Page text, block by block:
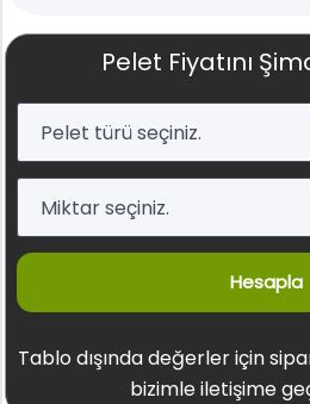
Pelet Fiyatını
Hesapla
Tablo dışında değerler için
bizimle iletişime